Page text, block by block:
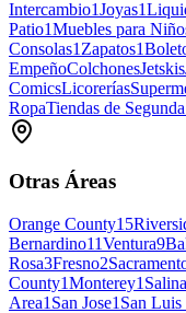
Intercambio1Joyas1
Patio1Muebles para
Consolas1Zapatos1
EmpeñoColchonesJetskis
ComicsLicorerías
RopaTiendas de
Otras Áreas
Orange County15
Bernardino11Ventura9
Rosa3Fresno2
County1Monterey1
Area1 San Jose1 San